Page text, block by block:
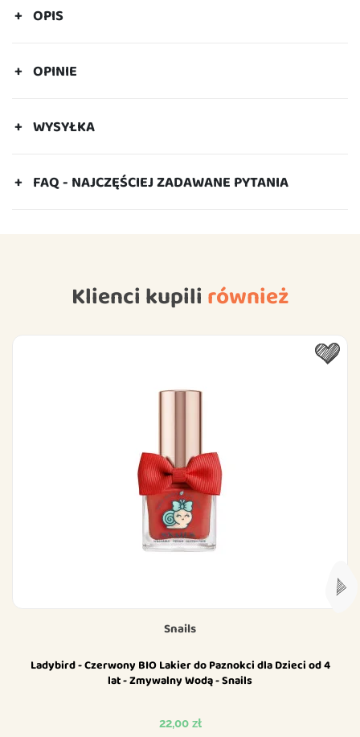
OPIS
OPINIE
WYSYŁKA
FAQ - NAJCZĘŚCIEJ ZADAWANE PYTANIA
Klienci kupili również
Snails
Ladybird - Czerwony BIO Lakier do Paznokci dla Dzieci od 4
lat - Zmywalny Wodą - Snails
Cena
22,00 zł